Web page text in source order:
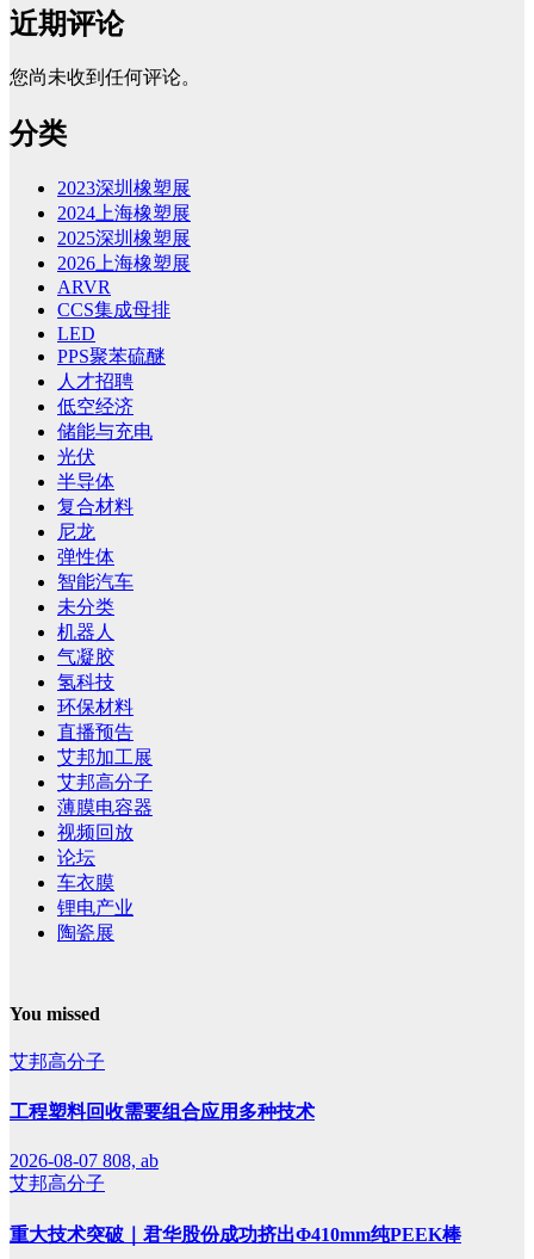
近期评论
您尚未收到任何评论。
分类
2023深圳橡塑展
2024上海橡塑展
2025深圳橡塑展
2026上海橡塑展
ARVR
CCS集成母排
LED
PPS聚苯硫醚
人才招聘
低空经济
储能与充电
光伏
半导体
复合材料
尼龙
弹性体
智能汽车
未分类
机器人
气凝胶
氢科技
环保材料
直播预告
艾邦加工展
艾邦高分子
薄膜电容器
视频回放
论坛
车衣膜
锂电产业
陶瓷展
You missed
艾邦高分子
工程塑料回收需要组合应用多种技术
2026-08-07 808, ab
艾邦高分子
重大技术突破｜君华股份成功挤出Φ410mm纯PEEK棒